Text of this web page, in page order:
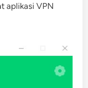
aplikasi VPN